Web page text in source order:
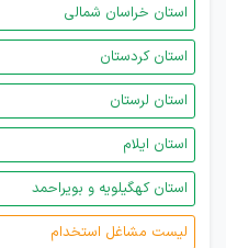
استان خراسان شمالی
استان کردستان
استان لرستان
استان ایلام
استان کهگیلویه و بویراحمد
لیست مشاغل استخدام